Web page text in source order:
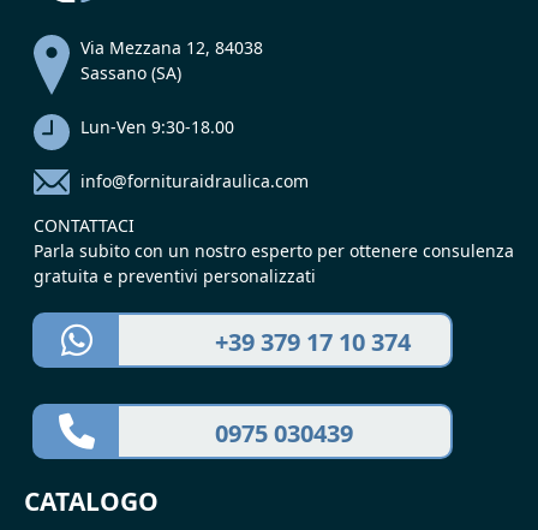
Via Mezzana 12, 84038
Sassano (SA)
Lun-Ven 9:30-18.00
info@fornituraidraulica.com
CONTATTACI
Parla subito con un nostro esperto per ottenere consulenza
gratuita e preventivi personalizzati
+39 379 17 10 374
0975 030439
CATALOGO